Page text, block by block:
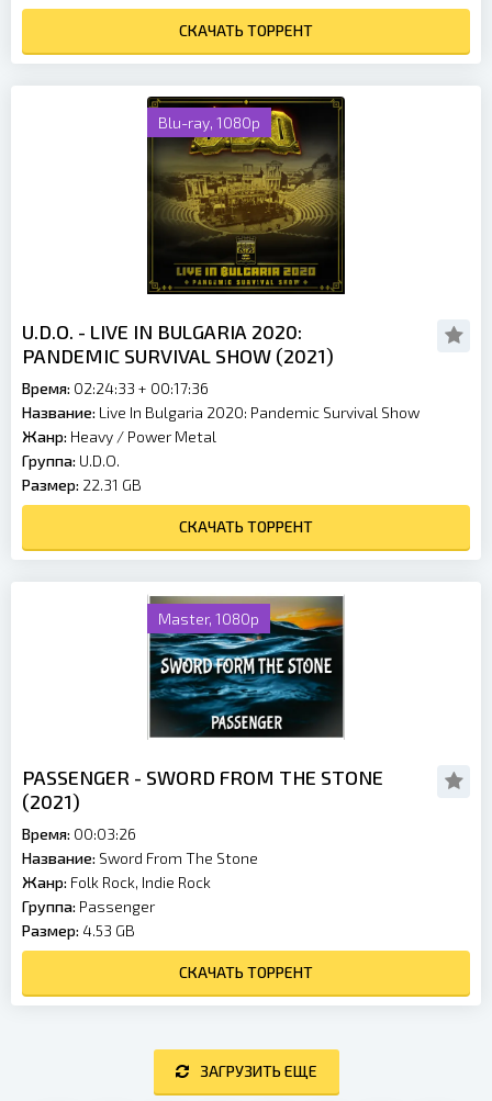
СКАЧАТЬ ТОРРЕНТ
Blu-ray, 1080p
U.D.O. - LIVE IN BULGARIA 2020:
PANDEMIC SURVIVAL SHOW (2021)
Время: 02:24:33 + 00:17:36
Название: Live In Bulgaria 2020: Pandemic Survival Show
Жанр: Heavy / Power Metal
Группа: U.D.O.
Размер: 22.31 GB
СКАЧАТЬ ТОРРЕНТ
Master, 1080p
PASSENGER - SWORD FROM THE STONE
(2021)
Время: 00:03:26
Название: Sword From The Stone
Жанр: Folk Rock, Indie Rock
Группа: Passenger
Размер: 4.53 GB
СКАЧАТЬ ТОРРЕНТ
ЗАГРУЗИТЬ ЕЩЕ